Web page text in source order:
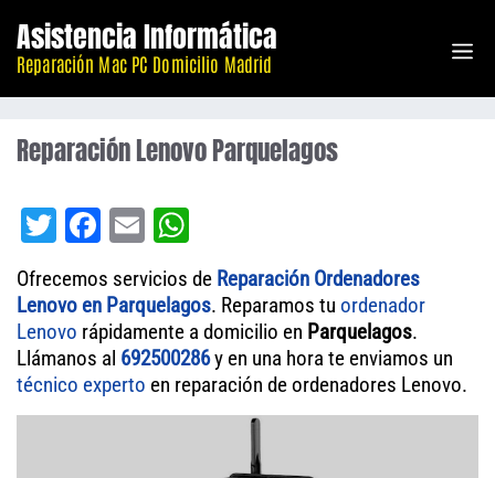
contenido
Asistencia Informática
Reparación Mac PC Domicilio Madrid
Reparación Lenovo Parquelagos
T
tt
er
Fa
bo
ok
E
m
ail
ha
ts
A
pp
Ofrecemos servicios de Reparación Ordenadores
Lenovo en Parquelagos. Reparamos tu ordenador
Lenovo rápidamente a domicilio en Parquelagos.
Llámanos al 692500286y en una hora te enviamos un
técnico experto en reparación de ordenadores Lenovo.